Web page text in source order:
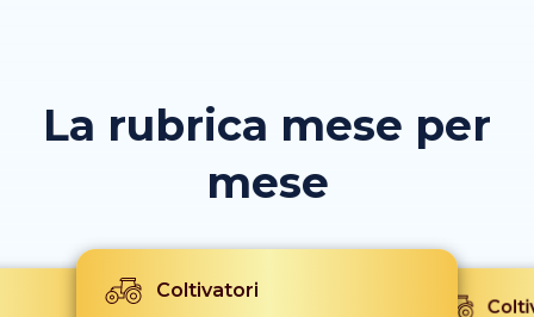
La rubrica mese per
mese
Coltivatori